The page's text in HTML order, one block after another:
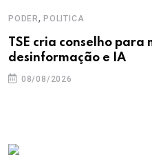
PODER, POLITICA
TSE cria conselho para
desinformação e IA
08/08/2026